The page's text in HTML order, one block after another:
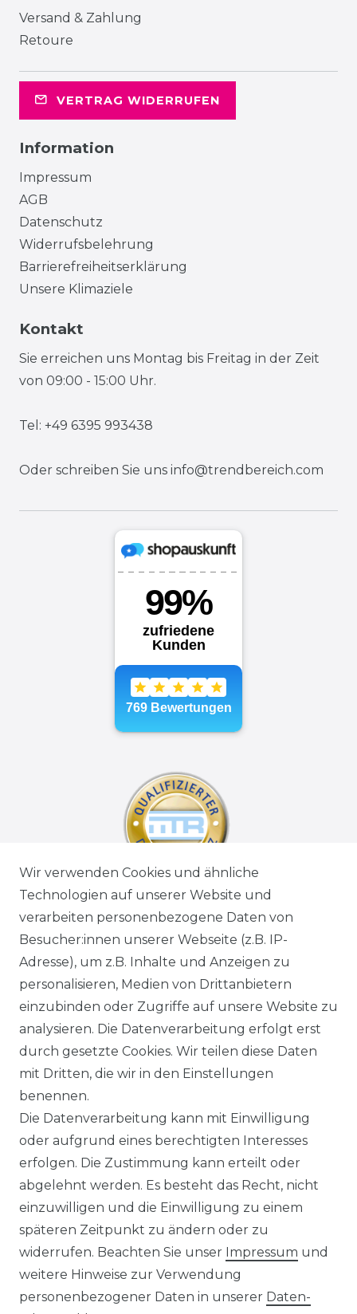
Versand & Zahlung
Retoure
VERTRAG WIDERRUFEN
Information
Impressum
AGB
Datenschutz
Widerrufsbelehrung
Barrierefreiheitserklärung
Unsere Klimaziele
Kontakt
Sie erreichen uns Montag bis Freitag in der Zeit
von 09:00 - 15:00 Uhr.
Tel: +49 6395 993438
Oder schreiben Sie uns info@trendbereich.com
Wir verwenden Cookies und ähnliche
Technologien auf unserer Website und
verarbeiten personenbezogene Daten von
Besucher:innen unserer Webseite (z.B. IP-
Adresse), um z.B. Inhalte und Anzeigen zu
personalisieren, Medien von Drittanbietern
einzubinden oder Zugriffe auf unsere Website zu
analysieren. Die Datenverarbeitung erfolgt erst
durch gesetzte Cookies. Wir teilen diese Daten
mit Dritten, die wir in den Einstellungen
benennen.
Die Datenverarbeitung kann mit Einwilligung
oder aufgrund eines berechtigten Interesses
erfolgen. Die Zustimmung kann erteilt oder
abgelehnt werden. Es besteht das Recht, nicht
einzuwilligen und die Einwilligung zu einem
späteren Zeitpunkt zu ändern oder zu
widerrufen. Beachten Sie unser Impressum und
weitere Hinweise zur Verwendung
personenbezogener Daten in unserer Daten­